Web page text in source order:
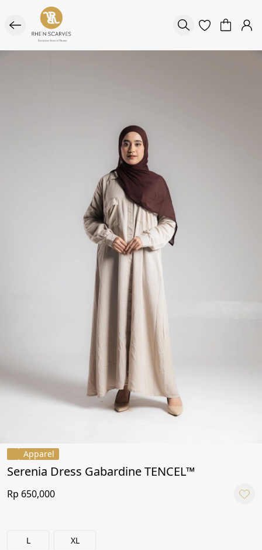
Apparel
Serenia Dress Gabardine TENCEL™
Rp 650,000
L XL